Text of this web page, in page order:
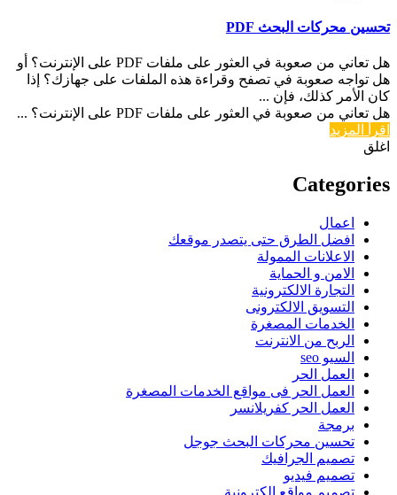
تحسين محركات البحث PDF
هل تعاني من صعوبة في العثور على ملفات PDF على الإنترنت؟ أو
هل تواجه صعوبة في تصفح وقراءة هذه الملفات على جهازك؟ إذا
كان الأمر كذلك، فإن ...
هل تعاني من صعوبة في العثور على ملفات PDF على الإنترنت؟ ...
اقرأ المزيد
اغلق
Categories
اعمال
افضل الطرق حتى يتصدر موقعك
الاعلانات الممولة
الامن و الحماية
التجارة الالكترونية
التسويق الالكترونى
الخدمات المصغرة
الربح من الانترنت
السيو seo
العمل الحر
العمل الحر فى مواقع الخدمات المصغرة
العمل الحر كفريلانسر
برمجة
تحسين محركات البحث جوجل
تصميم الجرافيك
تصميم فيديو
تصميم مواقع الكترونية